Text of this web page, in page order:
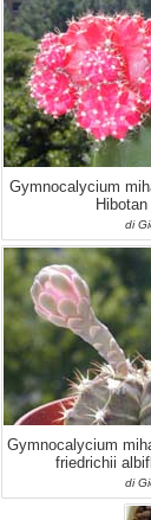
Gymnocalycium
Hibotan
di
Gymnocalycium
friedrichii
di